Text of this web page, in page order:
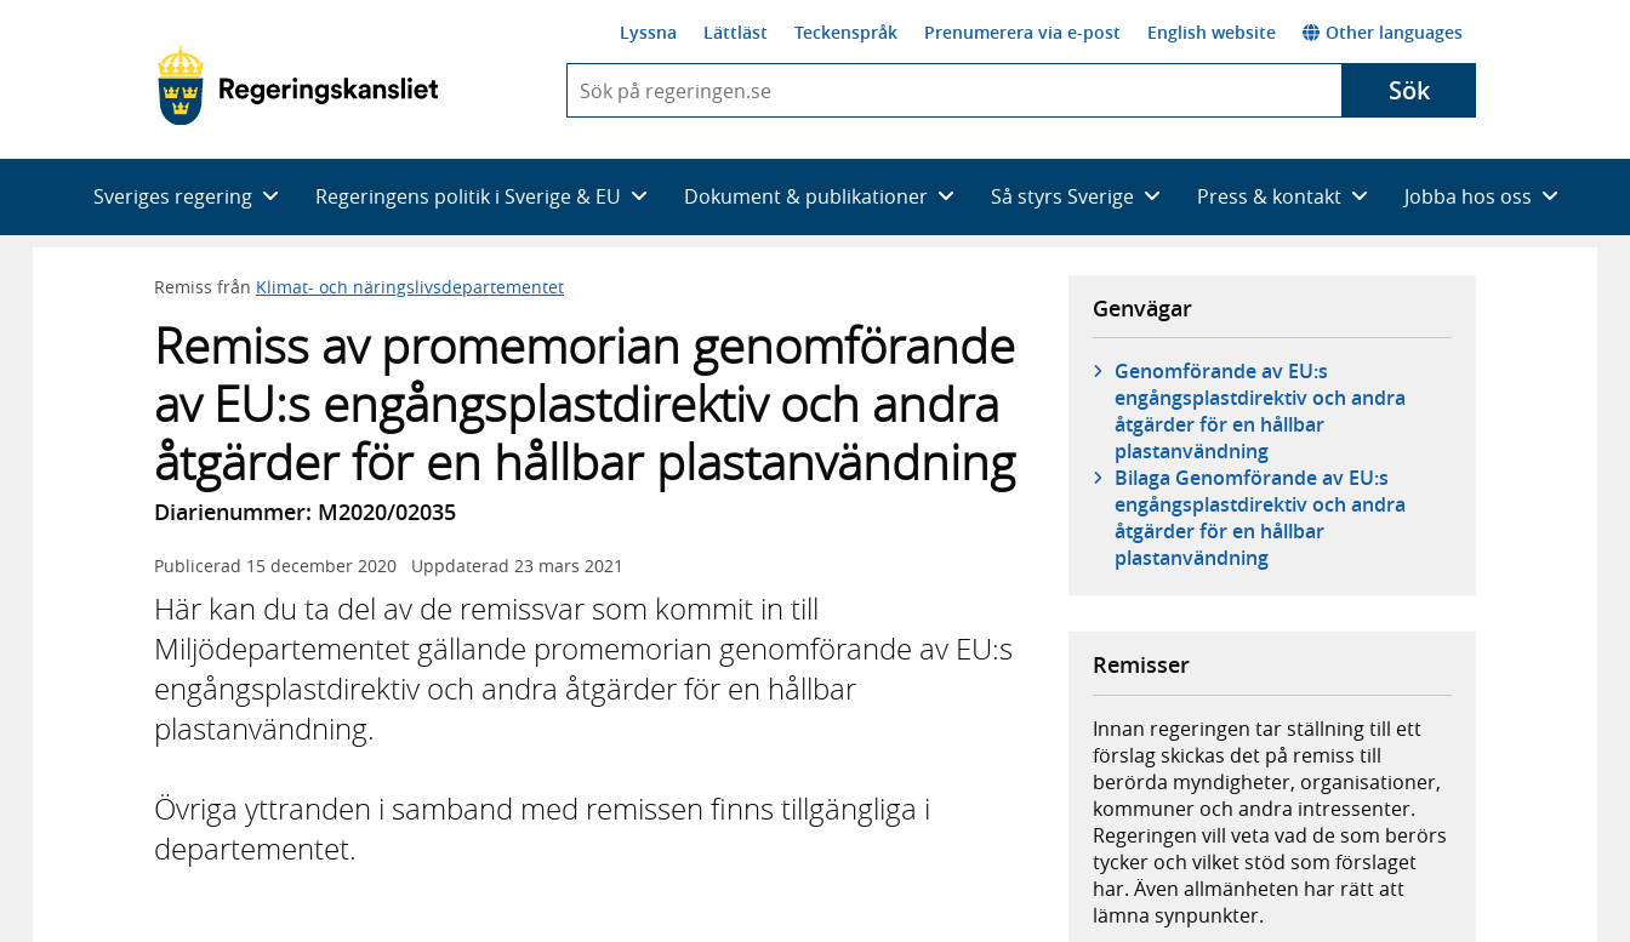
Lyssna Lättläst Teckenspråk Prenumerera via e-post English website Other languages
du
skriva
framträder
en
Sök
Sveriges regering Regeringens politik i Sverige & EU Dokument & publikationer Så styrs Sverige Press & kontakt Jobba hos oss
Remiss från Klimat- och näringslivsdepartementet
Remiss av promemorian genomförande
av EU:s engångsplastdirektiv och andra
åtgärder för en hållbar plastanvändning
Diarienummer: M2020/02035
Publicerad 15 december 2020 Uppdaterad 23 mars 2021
Här kan du ta del av de remissvar som kommit in till
Miljödepartementet gällande promemorian genomförande av EU:s
engångsplastdirektiv och andra åtgärder för en hållbar
plastanvändning.
Övriga yttranden i samband med remissen finns tillgängliga i
departementet.
Genvägar
Genomförande av EU:s
engångsplastdirektiv och andra
åtgärder för en hållbar
plastanvändning
Bilaga Genomförande av EU:s
engångsplastdirektiv och andra
åtgärder för en hållbar
plastanvändning
Remisser
Innan regeringen tar ställning till ett
förslag skickas det på remiss till
berörda myndigheter, organisationer,
kommuner och andra intressenter.
Regeringen vill veta vad de som berörs
tycker och vilket stöd som förslaget
har. Även allmänheten har rätt att
lämna synpunkter.